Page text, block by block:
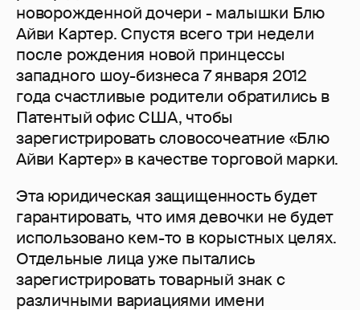
новорожденной дочери - малышки Блю
Айви Картер. Спустя всего три недели
после рождения новой принцессы
западного шоу-бизнеса 7 января 2012
года счастливые родители обратились в
Патентый офис США, чтобы
зарегистрировать словосочеатние «Блю
Айви Картер» в качестве торговой марки.
Эта юридическая защищенность будет
гарантировать, что имя девочки не будет
использовано кем-то в корыстных целях.
Отдельные лица уже пытались
зарегистрировать товарный знак с
различными вариациями имени